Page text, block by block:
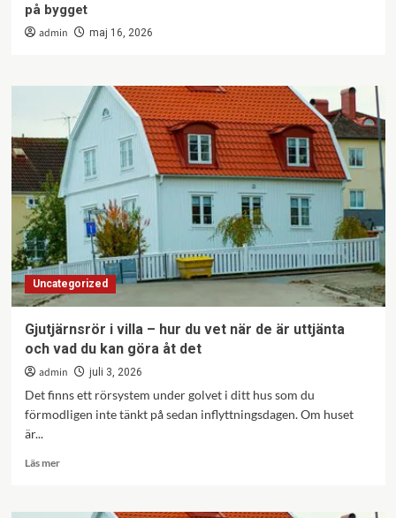
på bygget
admin maj 16, 2026
Uncategorized
Gjutjärnsrör i villa – hur du vet när de är uttjänta
och vad du kan göra åt det
admin juli 3, 2026
Det finns ett rör­system under golvet i ditt hus som du
förmodligen inte tänkt på sedan inflyttningsdagen. Om huset
är...
Läs merLäs
Gjutjärnsrör